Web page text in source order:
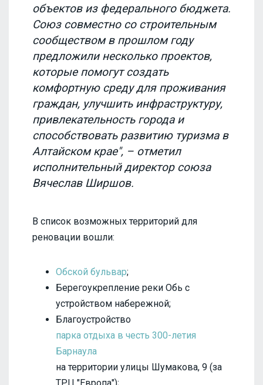
объектов из федерального бюджета.
Союз совместно со строительным
сообществом в прошлом году
предложили несколько проектов,
которые помогут создать
комфортную среду для проживания
граждан, улучшить инфраструктуру,
привлекательность города и
способствовать развитию туризма в
Алтайском крае", – отметил
исполнительный директор союза
Вячеслав Ширшов.
В список возможных территорий для
реновации вошли:
Обской бульвар;
Берегоукрепление реки Обь с
устройством набережной;
Благоустройство
парка отдыха в честь 300-летия
Барнаула
на территории улицы Шумакова, 9 (за